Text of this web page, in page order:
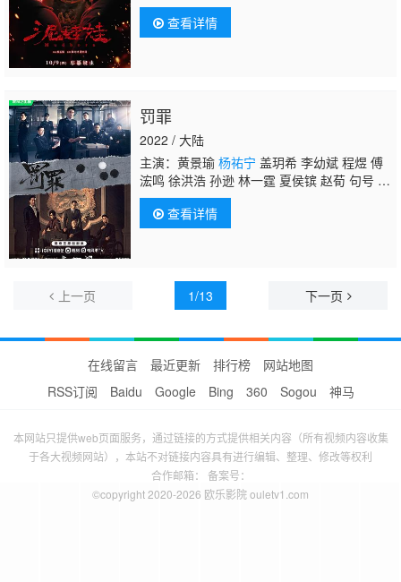
查看详情
罚罪
2022 / 大陆
主演：黄景瑜 杨祐宁 盖玥希 李幼斌 程煜 傅
浤鸣 徐洪浩 孙逊 林一霆 夏侯镔 赵荀 句号 张
进 王阳 江珊 张晨光 李强 丁勇岱 董勇 史兰芽
查看详情
上一页 1/13 下一页
在线留言 最近更新 排行榜
网站地图
RSS订阅
Baidu Google Bing 360 Sogou 神马
本网站只提供web页面服务，通过链接的方式提供相关内容（所有视频内容收集
于各大视频网站），本站不对链接内容具有进行编辑、整理、修改等权利
合作邮箱： 备案号：
©copyright 2020-2026 欧乐影院 ouletv1.com